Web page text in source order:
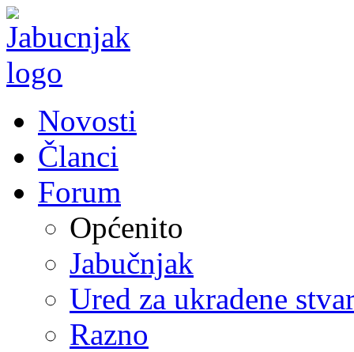
Novosti
Članci
Forum
Općenito
Jabučnjak
Ured za ukradene
Razno